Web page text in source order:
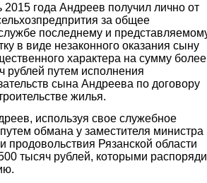
года Андреев получил лично от
за общее
последнему и
в виде незаконного оказания сыну
характера на сумму
рублей путем исполнения
сына Андреева по договору
жилья.
используя свое служебное
обмана у заместителя министра
продовольствия Рязанской области
тысяч рублей, которыми